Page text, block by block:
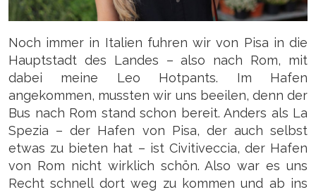
Noch immer in Italien fuhren wir von Pisa in die
Hauptstadt des Landes – also nach Rom, mit
dabei meine Leo Hotpants. Im Hafen
angekommen, mussten wir uns beeilen, denn der
Bus nach Rom stand schon bereit. Anders als La
Spezia – der Hafen von Pisa, der auch selbst
etwas zu bieten hat – ist Civitiveccia, der Hafen
von Rom nicht wirklich schön. Also war es uns
Recht schnell dort weg zu kommen und ab ins